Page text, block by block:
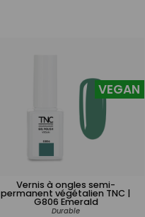
Vernis à ongles semi-
permanent végétalien TNC |
G806 Emerald
Durable
VEGAN